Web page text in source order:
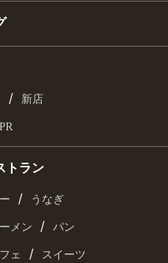
/ 新店
PR
トラン
/ うなぎ
メン / パン
ェ / スイーツ